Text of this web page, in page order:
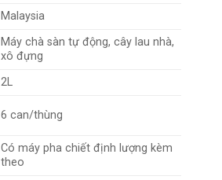
Malaysia
Máy chà sàn tự động, cây lau nhà,
xô đựng
2L
6 can/thùng
Có máy pha chiết định lượng kèm
theo